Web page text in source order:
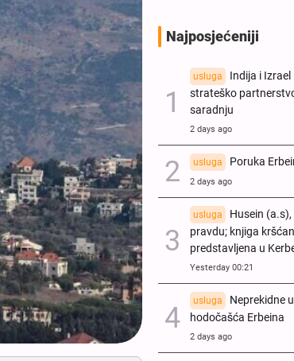
Najposjećeniji
usluga
Indija i
strateško
saradnju
2 days ago
usluga Poruka
2 days ago
usluga
Husein
pravdu; knjiga
predstavljena u
Yesterday 00:21
usluga
Neprekidne
hodočašća Erbeina
2 days ago